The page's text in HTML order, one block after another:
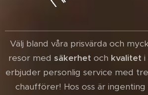
Välj bland våra prisvärda och
resor med säkerhet och kvalitet i
erbjuder personlig service med
chaufförer! Hos oss är